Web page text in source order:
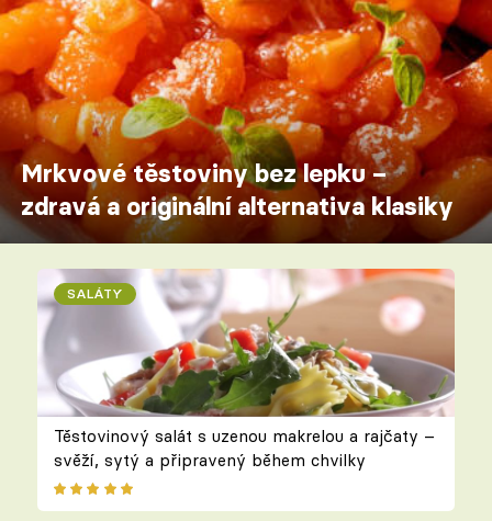
Mrkvové těstoviny bez lepku –
zdravá a originální alternativa klasiky
SALÁTY
Těstovinový salát s uzenou makrelou a rajčaty –
svěží, sytý a připravený během chvilky